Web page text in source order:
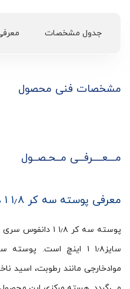
جدول مشخصات
مشخصات فنی محصول
مـــعــــرفــی مــحـصــول
معرفی پوسته سه کر ۱٫۸ ۱ دانفوس سری DCR1449
سایز۱٫۸ ۱ اینچ است.
موادخارجی مانند رطوبت، اسید